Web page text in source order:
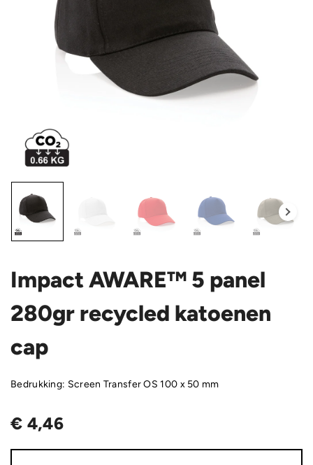
Impact AWARE™ 5 panel
280gr recycled katoenen
cap
Bedrukking: Screen Transfer OS 100 x 50 mm
€ 4,46